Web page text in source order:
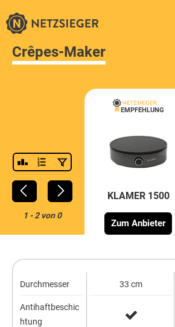
Crêpes-Maker
1-2von0
EMPFEHLUNG
KLAMER 1500
Zum Anbieter
Durchmesser
Antihaftbeschic
htung
33 cm